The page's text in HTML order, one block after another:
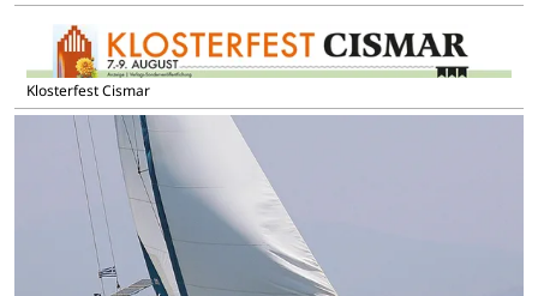
Klosterfest Cismar